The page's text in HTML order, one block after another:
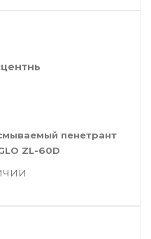
пенетрант
ZL-60D